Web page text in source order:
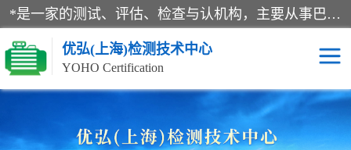
*是一家的测试、评估、检查与认机构，主要从事巴西NR10认证、NR12认证、NR13认证；ANATEL认证、INMTRO认证，欧盟CE认证：MD认证，PED认证，MID认证，ATEX认证，德国蓝色天使认证。
优弘(上海)检测技术中心
YOHO Certification
RECYCLASS认证 NR10认证